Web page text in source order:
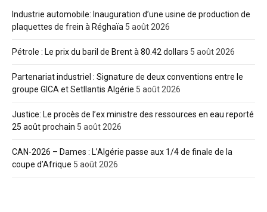
Industrie automobile: Inauguration d’une usine de production de
plaquettes de frein à Réghaïa 5 août 2026
Pétrole : Le prix du baril de Brent à 80.42 dollars 5 août 2026
Partenariat industriel : Signature de deux conventions entre le
groupe GICA et Setllantis Algérie 5 août 2026
Justice: Le procès de l’ex ministre des ressources en eau reporté
25 août prochain 5 août 2026
CAN-2026 – Dames : L’Algérie passe aux 1/4 de finale de la
coupe d’Afrique 5 août 2026